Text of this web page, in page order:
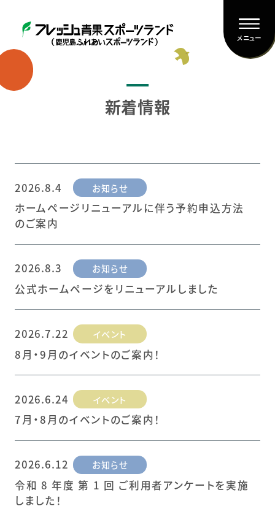
メニュー
新着情報
2026.8.4 お知らせ
ホームページリニューアルに伴う予約申込方法
のご案内
2026.8.3 お知らせ
公式ホームページをリニューアルしました
2026.7.22 イベント
8月・9月のイベントのご案内！
2026.6.24 イベント
7月・8月のイベントのご案内！
2026.6.12 お知らせ
令和 8 年度 第 1 回 ご利用者アンケートを実施
しました！